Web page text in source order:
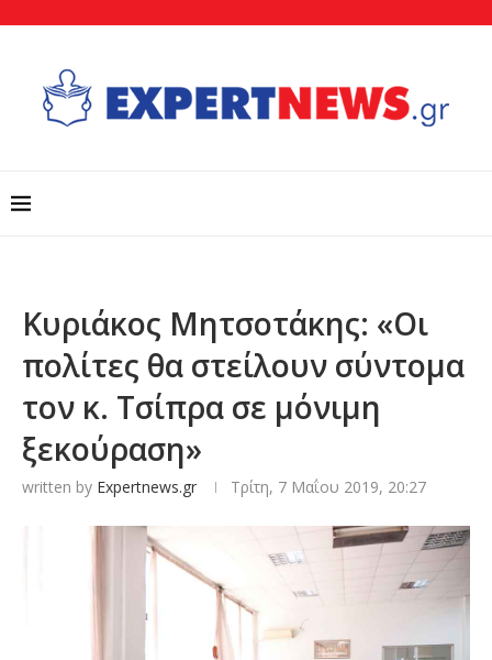
Κυριάκος Μητσοτάκης: «Οι
πολίτες θα στείλουν σύντομα
τον κ. Τσίπρα σε μόνιμη
ξεκούραση»
written by Expertnews.gr Τρίτη, 7 Μαΐου 2019, 20:27